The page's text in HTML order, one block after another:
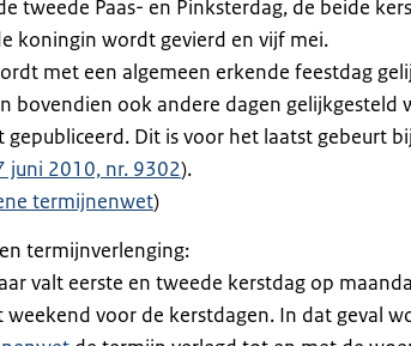
tweede Paas- en Pinksterdag, de beide
koningin wordt gevierd en vijf mei.
met een algemeen erkende feestdag
bovendien ook andere dagen
gepubliceerd. Dit is voor het laatst gebeurt
juni 2010, nr. 9302).
termijnenwet)
termijnverlenging:
valt eerste en tweede kerstdag op
weekend voor de kerstdagen. In dat geval